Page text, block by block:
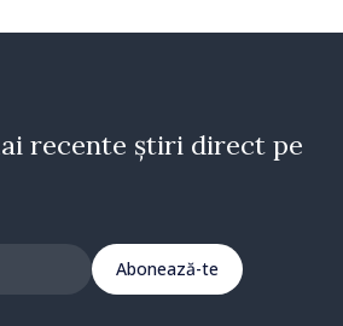
recente știri direct pe
Abonează-te